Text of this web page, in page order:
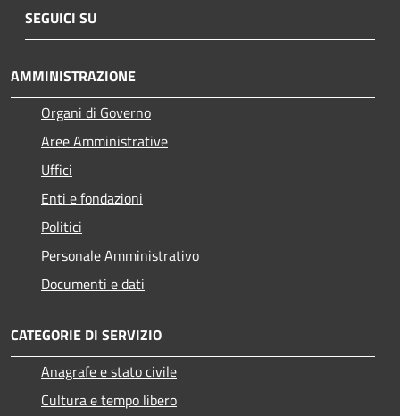
SEGUICI SU
AMMINISTRAZIONE
Organi di Governo
Aree Amministrative
Uffici
Enti e fondazioni
Politici
Personale Amministrativo
Documenti e dati
CATEGORIE DI SERVIZIO
Anagrafe e stato civile
Cultura e tempo libero